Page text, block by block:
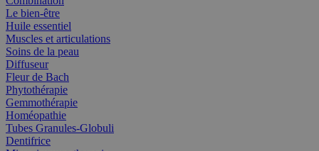
Le bien-être
Huile essentiel
Muscles et articulations
Soins de la peau
Diffuseur
Fleur de Bach
Phytothérapie
Gemmothérapie
Homéopathie
Tubes Granules-Globuli
Dentifrice